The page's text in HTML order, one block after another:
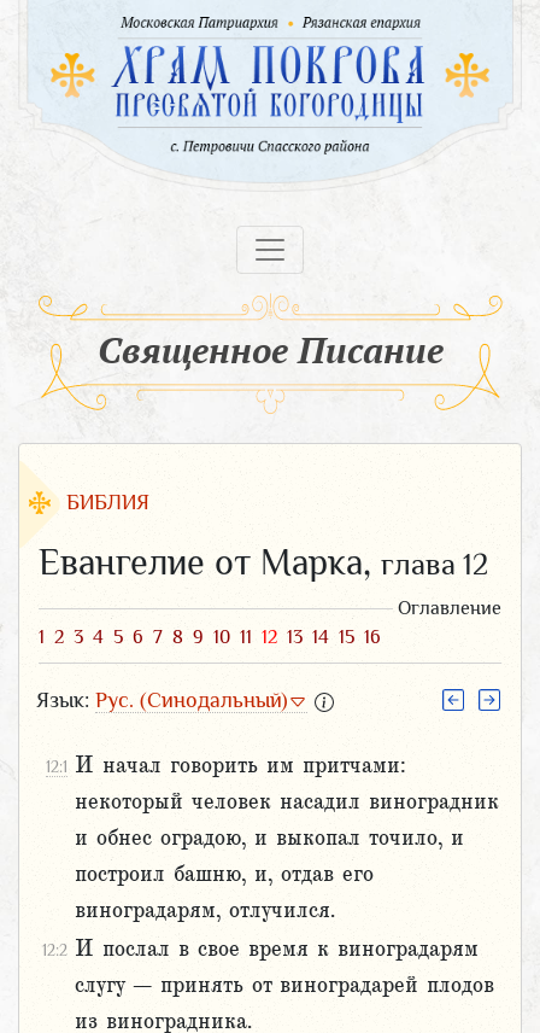
Священное Писание
БИБЛИЯ
Евангелие от Марка, глава 12
Оглавление
1 2 3 4 5 6 7 8 9 10 11 12 13 14 15 16
Язык: Рус. (Синодальный)
12:1 И начал говорить им притчами:
некоторый человек насадил виноградник
и обнес оградою, и выкопал точило, и
построил башню, и, отдав его
виноградарям, отлучился.
12:2 И послал в свое время к виноградарям
слугу – принять от виноградарей плодов
из виноградника.